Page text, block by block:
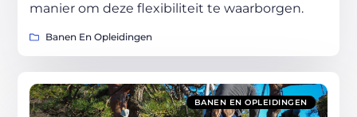
manier om deze flexibiliteit te waarborgen.
Banen En Opleidingen
BANEN EN OPLEIDINGEN